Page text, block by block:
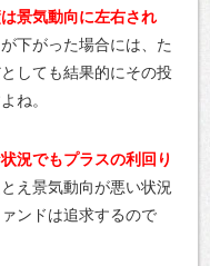
は景気動向に左右され
下がった場合には、た
しても結果的にその投
ね。
況でもプラスの利回り
え景気動向が悪い状況
ンドは追求するので